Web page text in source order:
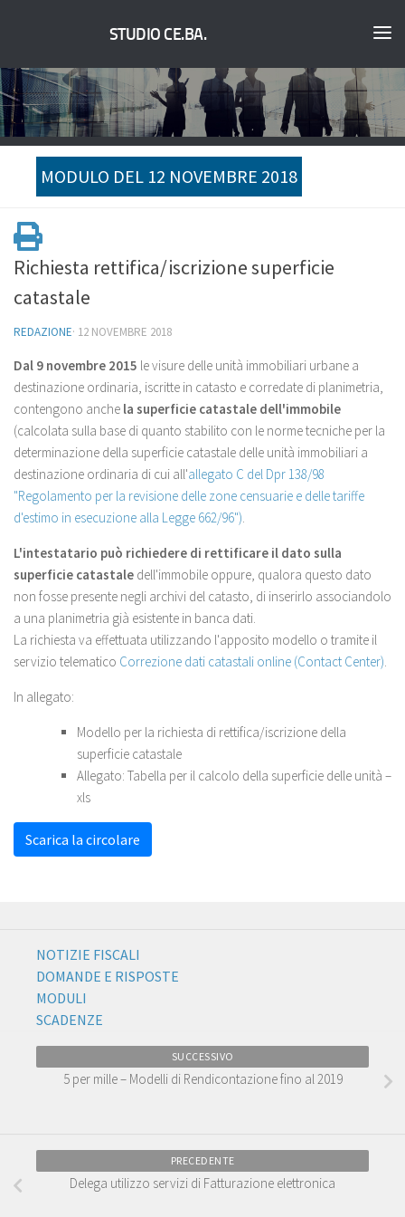
STUDIO CE.BA.
MODULO DEL 12 NOVEMBRE 2018
Richiesta rettifica/iscrizione superficie
catastale
REDAZIONE· 12 NOVEMBRE 2018
Dal 9 novembre 2015 le visure delle unità immobiliari urbane a
destinazione ordinaria, iscritte in catasto e corredate di planimetria,
contengono anche la superficie catastale dell'immobile
(calcolata sulla base di quanto stabilito con le norme tecniche per la
determinazione della superficie catastale delle unità immobiliari a
destinazione ordinaria di cui all'allegato C del Dpr 138/98
"Regolamento per la revisione delle zone censuarie e delle tariffe
d'estimo in esecuzione alla Legge 662/96").
L'intestatario può richiedere di rettificare il dato sulla
superficie catastale dell'immobile oppure, qualora questo dato
non fosse presente negli archivi del catasto, di inserirlo associandolo
a una planimetria già esistente in banca dati.
La richiesta va effettuata utilizzando l'apposito modello o tramite il
servizio telematico Correzione dati catastali online (Contact Center).
In allegato:
Modello per la richiesta di rettifica/iscrizione della
superficie catastale
Allegato: Tabella per il calcolo della superficie delle unità –
xls
Scarica la circolare
NOTIZIE FISCALI
DOMANDE E RISPOSTE
MODULI
SCADENZE
SUCCESSIVO
5 per mille – Modelli di Rendicontazione fino al 2019
PRECEDENTE
Delega utilizzo servizi di Fatturazione elettronica